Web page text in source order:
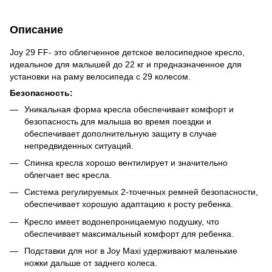
Описание
Joy 29 FF- это облегченное детское велосипедное кресло,
идеальное для малышей до 22 кг и предназначенное для
установки на раму велосипеда с 29 колесом.
Безопасность:
Уникальная форма кресла обеспечивает комфорт и
безопасность для малыша во время поездки и
обеспечивает дополнительную защиту в случае
непредвиденных ситуаций.
Спинка кресла хорошо вентилирует и значительно
облегчает вес кресла.
Система регулируемых 2-точечных ремней безопасности,
обеспечивает хорошую адаптацию к росту ребенка.
Кресло имеет водонепроницаемую подушку, что
обеспечивает максимальный комфорт для ребенка.
Подставки для ног в Joy Maxi удерживают маленькие
ножки дальше от заднего колеса.